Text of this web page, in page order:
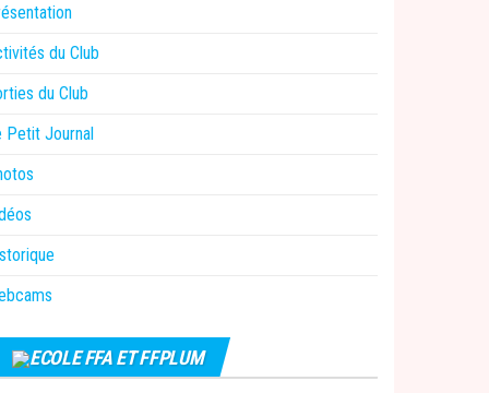
du Club
du Club
Petit Journal
ECOLE FFA ET FFPLUM